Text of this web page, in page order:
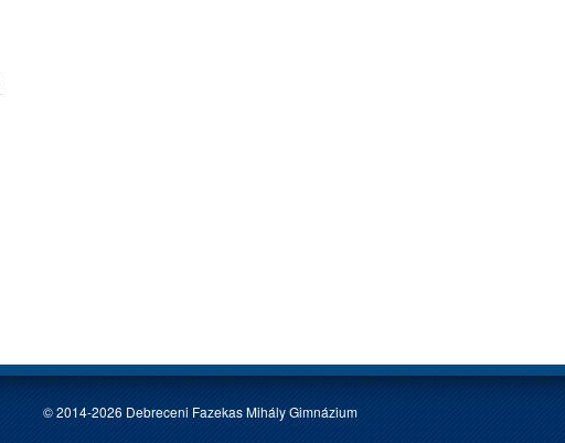
© 2014-2026 Debreceni Fazekas Mihály Gimnázium